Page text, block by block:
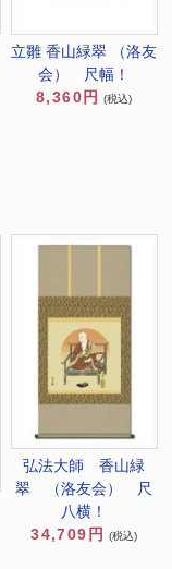
立雛 香山緑翠 （洛友
会） 尺幅！
8,360円
(税込)
弘法大師 香山緑
翠 （洛友会） 尺
八横！
34,709円
(税込)